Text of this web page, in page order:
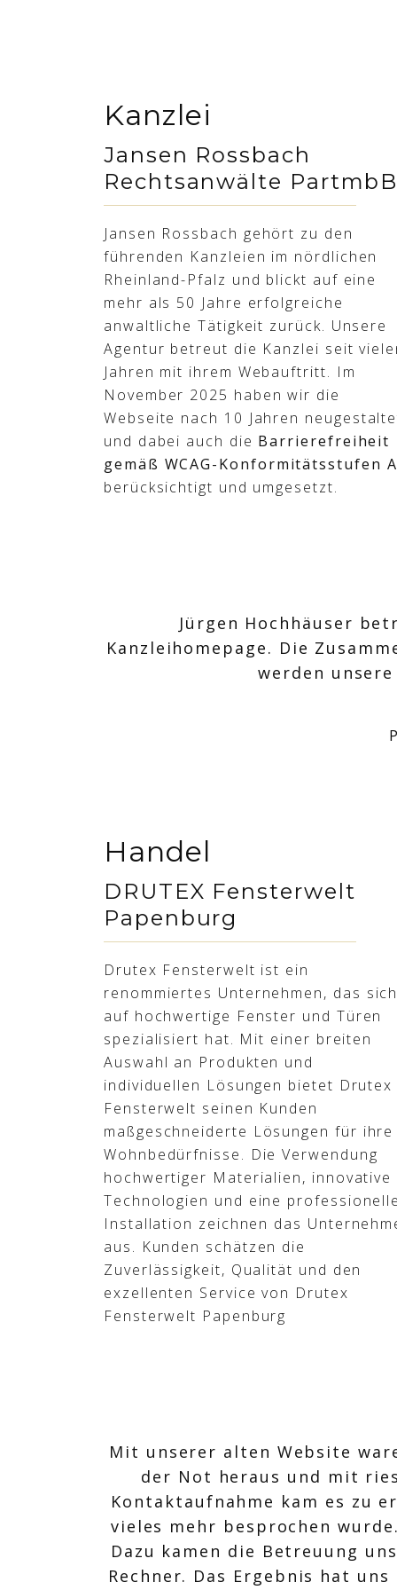
Kanzlei
Jansen Rossbach
Rechtsanwälte
Jansen Rossbach gehört zu den
führenden Kanzleien im nördlichen
Rheinland-Pfalz und blickt auf eine
mehr als 50 Jahre erfolgreiche
anwaltliche Tätigkeit zurück. Unsere
Agentur betreut die Kanzlei seit
Jahren mit ihrem Webauftritt. Im
November 2025 haben wir die
Webseite nach 10 Jahren
und dabei auch die Barrierefreiheit
gemäß WCAG-Konformitätsstufen A
berücksichtigt und umgesetzt.
Jürgen Hochhäuser
Kanzleihomepage. Die
werden
Handel
DRUTEX Fensterwelt
Papenburg
Drutex Fensterwelt ist ein
renommiertes Unternehmen, das
auf hochwertige Fenster und Türen
spezialisiert hat. Mit einer breiten
Auswahl an Produkten und
individuellen Lösungen bietet Drutex
Fensterwelt seinen Kunden
maßgeschneiderte Lösungen für ihre
Wohnbedürfnisse. Die Verwendung
hochwertiger Materialien, innovative
Technologien und eine
Installation zeichnen das
aus. Kunden schätzen die
Zuverlässigkeit, Qualität und den
exzellenten Service von Drutex
Fensterwelt Papenburg
Mit unserer alten Website
der Not heraus und mit
Kontaktaufnahme kam es zu
vieles mehr besprochen
Dazu kamen die Betreuung
Rechner. Das Ergebnis hat